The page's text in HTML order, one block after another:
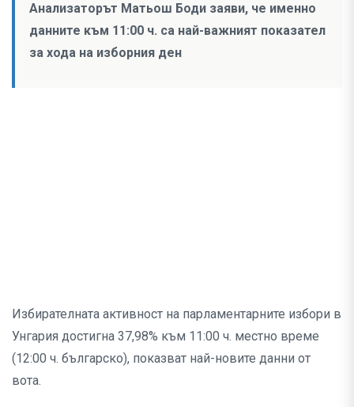
Анализаторът Матьош Боди заяви, че именно
данните към 11:00 ч. са най-важният показател
за хода на изборния ден
Избирателната активност на парламентарните избори в
Унгария достигна 37,98% към 11:00 ч. местно време
(12:00 ч. българско), показват най-новите данни от
вота.